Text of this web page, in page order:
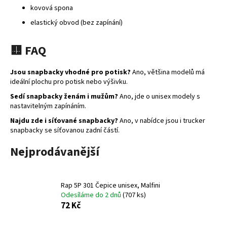
kovová spona
elastický obvod (bez zapínání)
🟨 FAQ
Jsou snapbacky vhodné pro potisk? Ano, většina modelů má
ideální plochu pro potisk nebo výšivku.
Sedí snapbacky ženám i mužům? Ano, jde o unisex modely s
nastavitelným zapínáním.
Najdu zde i síťované snapbacky? Ano, v nabídce jsou i trucker
snapbacky se síťovanou zadní částí.
Nejprodávanější
Rap 5P 301 Čepice unisex, Malfini
Odesíláme do 2 dnů (707 ks)
72 Kč